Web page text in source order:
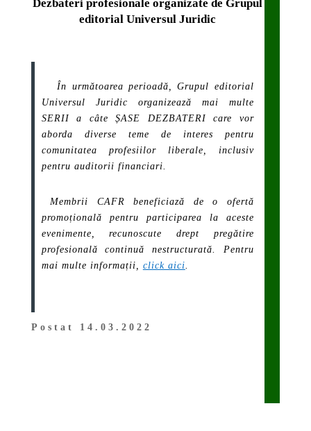
Dezbateri profesionale organizate de Grupul
editorial Universul Juridic
În următoarea perioadă, Grupul editorial
Universul Juridic organizează mai multe
SERII a câte ȘASE DEZBATERI care vor
aborda diverse teme de interes pentru
comunitatea profesiilor liberale, inclusiv
pentru auditorii financiari.
Membrii CAFR beneficiază de o ofertă
promoțională pentru participarea la aceste
evenimente, recunoscute drept pregătire
profesională continuă nestructurată. Pentru
mai multe informații, click aici
Postat 14.03.2022